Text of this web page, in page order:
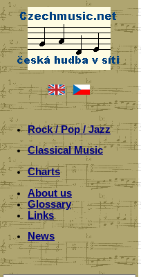
Rock / Pop / Jazz
Classical Music
Charts
About us
Glossary
Links
News